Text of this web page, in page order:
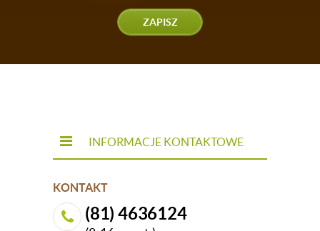
ZAPISZ
INFORMACJE KONTAKTOWE
KONTAKT
(81) 4636124